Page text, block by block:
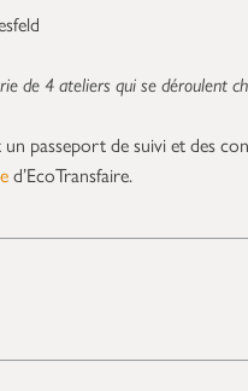
de 4 ateliers qui se déroulent
passeport de suivi et des
d’EcoTransfaire.